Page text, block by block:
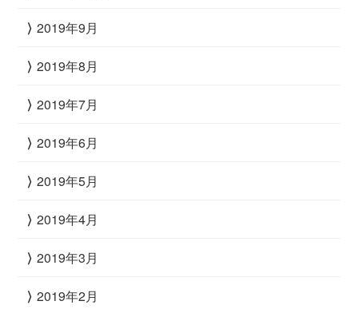
2019年9月
2019年8月
2019年7月
2019年6月
2019年5月
2019年4月
2019年3月
2019年2月